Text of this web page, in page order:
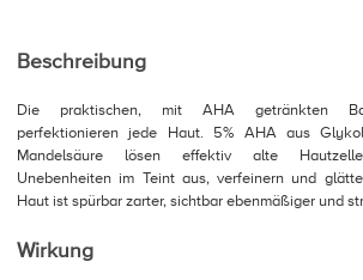
Beschreibung
Die praktischen, mit AHA getränkten
perfektionieren jede Haut. 5% AHA aus
Mandelsäure lösen effektiv alte
Unebenheiten im Teint aus, verfeinern und
Haut ist spürbar zarter, sichtbar ebenmäßiger und
Wirkung